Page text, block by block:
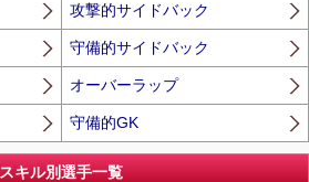
攻撃的サイドバック
守備的サイドバック
オーバーラップ
守備的GK
スキル別選手一覧